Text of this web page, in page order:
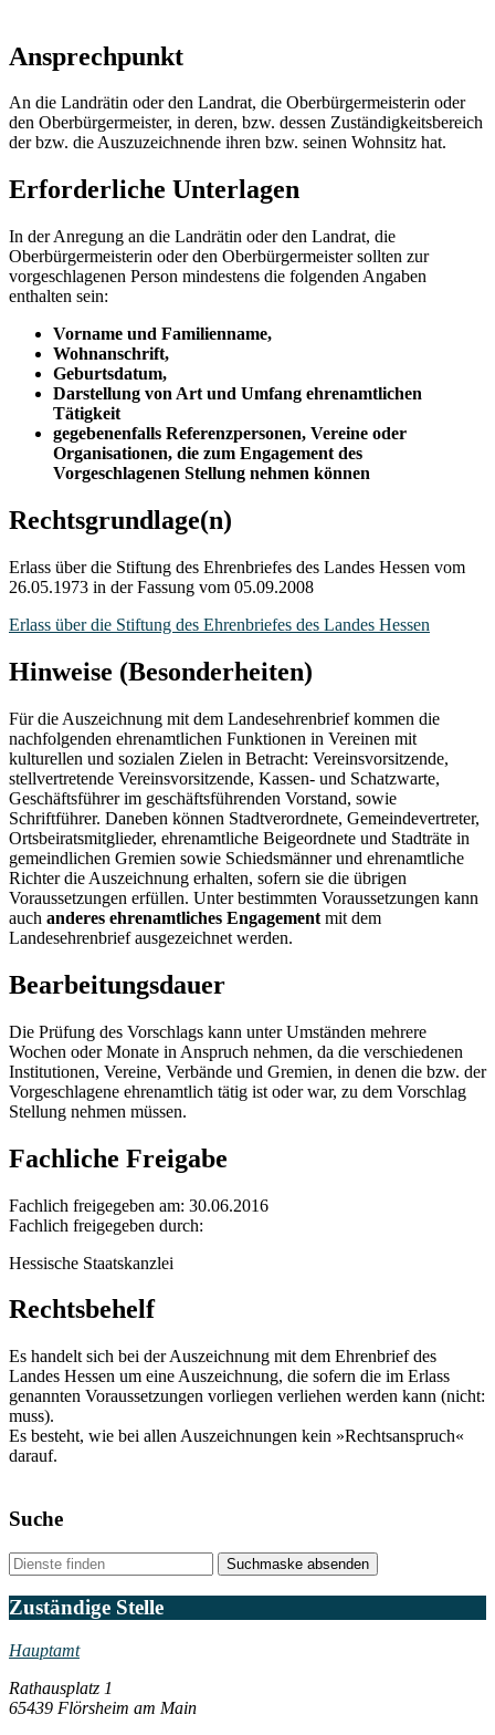
Ansprechpunkt
An die Landrätin oder den Landrat, die Oberbürgermeisterin oder
den Oberbürgermeister, in deren, bzw. dessen Zuständigkeitsbereich
der bzw. die Auszuzeichnende ihren bzw. seinen Wohnsitz hat.
Erforderliche Unterlagen
In der Anregung an die Landrätin oder den Landrat, die
Oberbürgermeisterin oder den Oberbürgermeister sollten zur
vorgeschlagenen Person mindestens die folgenden Angaben
enthalten sein:
Vorname und Familienname,
Wohnanschrift,
Geburtsdatum,
Darstellung von Art und Umfang ehrenamtlichen
Tätigkeit
gegebenenfalls Referenzpersonen, Vereine oder
Organisationen, die zum Engagement des
Vorgeschlagenen Stellung nehmen können
Rechtsgrundlage(n)
Erlass über die Stiftung des Ehrenbriefes des Landes Hessen vom
26.05.1973 in der Fassung vom 05.09.2008
Erlass über die Stiftung des Ehrenbriefes des Landes Hessen
Hinweise (Besonderheiten)
Für die Auszeichnung mit dem Landesehrenbrief kommen die
nachfolgenden ehrenamtlichen Funktionen in Vereinen mit
kulturellen und sozialen Zielen in Betracht: Vereinsvorsitzende,
stellvertretende Vereinsvorsitzende, Kassen- und Schatzwarte,
Geschäftsführer im geschäftsführenden Vorstand, sowie
Schriftführer. Daneben können Stadtverordnete, Gemeindevertreter,
Ortsbeiratsmitglieder, ehrenamtliche Beigeordnete und Stadträte in
gemeindlichen Gremien sowie Schiedsmänner und ehrenamtliche
Richter die Auszeichnung erhalten, sofern sie die übrigen
Voraussetzungen erfüllen. Unter bestimmten Voraussetzungen kann
auch anderes ehrenamtliches Engagement mit dem
Landesehrenbrief ausgezeichnet werden.
Bearbeitungsdauer
Die Prüfung des Vorschlags kann unter Umständen mehrere
Wochen oder Monate in Anspruch nehmen, da die verschiedenen
Institutionen, Vereine, Verbände und Gremien, in denen die bzw. der
Vorgeschlagene ehrenamtlich tätig ist oder war, zu dem Vorschlag
Stellung nehmen müssen.
Fachliche Freigabe
Fachlich freigegeben am: 30.06.2016
Fachlich freigegeben durch:
Hessische Staatskanzlei
Rechtsbehelf
Es handelt sich bei der Auszeichnung mit dem Ehrenbrief des
Landes Hessen um eine Auszeichnung, die sofern die im Erlass
genannten Voraussetzungen vorliegen verliehen werden kann (nicht:
muss).
Es besteht, wie bei allen Auszeichnungen kein »Rechtsanspruch«
darauf.
Suche
Suchmaske absenden
Zuständige Stelle
Hauptamt
Rathausplatz 1
65439 Flörsheim am Main